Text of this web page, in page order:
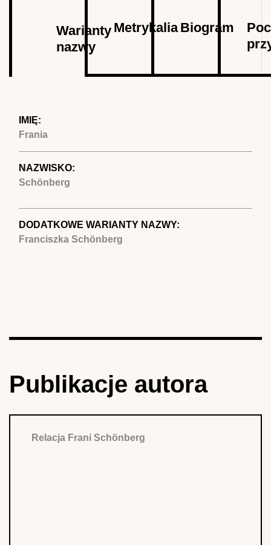
Warianty
nazwy
karta)
MetrykaliaBiogram
IMIĘ:
Frania
NAZWISKO:
Schönberg
DODATKOWE WARIANTY NAZWY:
Franciszka Schönberg
Publikacje autora
Relacja Frani Schönberg